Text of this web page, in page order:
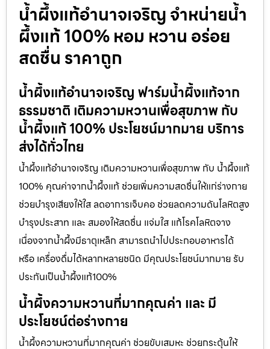
น้ำผึ้งแท้อำนาจเจริญ จำหน่ายน้ำ
ผึ้งแท้ 100% หอม หวาน อร่อย
สดชื่น ราคาถูก
น้ำผึ้งแท้อำนาจเจริญ ฟาร์มน้ำผึ้งแท้จาก
ธรรมชาติ เติมความหวานเพื่อสุขภาพ กับ
น้ำผึ้งแท้ 100% ประโยชน์มากมาย บริการ
ส่งได้ทั่วไทย
น้ำผึ้งแท้อำนาจเจริญ เติมความหวานเพื่อสุขภาพ กับ น้ำผึ้งแท้
100% คุณค่าจากน้ำผึ้งแท้ ช่วยเพิ่มความสดชื่นให้แก่ร่างกาย
ช่วยบำรุงเสียงให้ใส ลดอาการเจ็บคอ ช่วยลดความดันโลหิตสูง
บำรุงประสาท และ สมองให้สดชื่น แจ่มใส แก้โรคโลหิตจาง
เนื่องจากน้ำผึ้งมีธาตุเหล็ก สามารถนำไปประกอบอาหารได้
หรือ เครื่องดื่มได้หลากหลายชนิด มีคุณประโยชน์มากมาย รับ
ประกันเป็นน้ำผึ้งแท้100%
น้ำผึ้งความหวานที่มากคุณค่า และ มี
ประโยชน์ต่อร่างกาย
น้ำผึ้งความหวานที่มากคุณค่า ช่วยขับเสมหะ ช่วยกระตุ้นให้